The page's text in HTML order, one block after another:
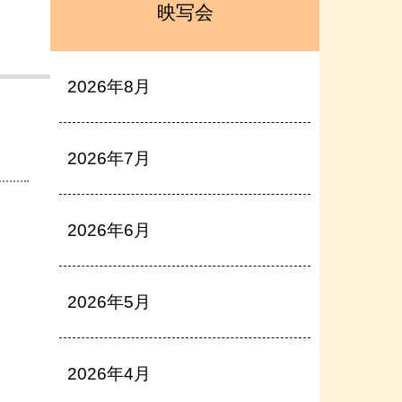
映写会
2026年8月
2026年7月
2026年6月
2026年5月
2026年4月